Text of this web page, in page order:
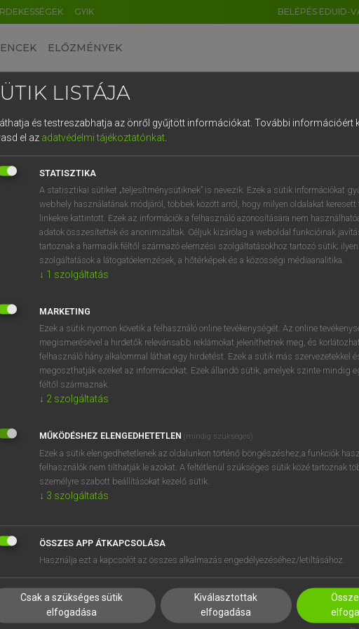
GYIK BELÉPÉS EDUID-
ELŐZMÉNYEK
Magyar−holland szótár
VAN ELŐFIZETÉSED?
megtekintéséhez.
BELÉPÉS
próbaverziójának
regisztrálok ésbelépek.
REGISZTRÁCIÓ
FELHASZNÁLÓKNAK
SÚGÓ
RÓLUNK
LISTÁJA
és testreszabhatja az önről gyűjtött információkat. További információért
el az adatvédelmi tájékoztatónkat.
STATISZTIKA
A statisztikai sütiket „teljesítménysütiknek” is nevezik. Ezek a sütik információkat
webhely használatának módjáról, többek között arról, hogy milyen oldalakat keresett
linkekre kattintott. Ezek az információk a felhasználó azonosítására nem
adatok összesítettek és anonimizáltak. Céljuk kizárólag a weboldal funkcióinak
tartoznak a harmadik féltől származó elemzési szolgáltatásokhoz tartozó sütik;
szolgáltatások a látogatóelemzések, a hőtérképek és a közösségi médiaanalitika.
↓ 1 szolgáltatás
MARKETING
Ezek a sütik nyomon követik a felhasználó online tevékenységét. Az online
megismerésével a hirdetők relevánsabb reklámokat jeleníthetnek meg, és
felhasználó hány alkalommal láthat egy hirdetést. Ezek a sütik más szervezetekkel
megoszthatják ezeket az információkat. Ezek állandó sütik, amelyek szinte mindig
féltől származnak.
↓ 2 szolgáltatás
MŰKÖDÉSHEZ ELENGEDHETETLEN (mindig szükséges)
Ezek a sütik elengedhetetlenek az oldalunkon történő böngészéshez,a funkciók
felhasználók nem tilthatják le azokat. A feltétlenül szükséges sütik közé tartoznak
személyre szabott beállításokat kezelő sütik.
↓ 3 szolgáltatás
ÖSSZES APP ÁTKAPCSOLÁSA
Használja ezt a kapcsolót az összes alkalmazás engedélyezéséhez/letiltásához.
Csak a szükséges sütik
elfogadása
Kiválasztottak
elfogadása
EN HU DE CN FR ES IT NL
0 1 2 3 4 5 6 7 8 9
q w e r t z u i
a s d f g h j k l é
í y x c v b n m , .